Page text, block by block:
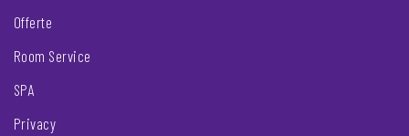
Offerte
Room Service
SPA
Privacy